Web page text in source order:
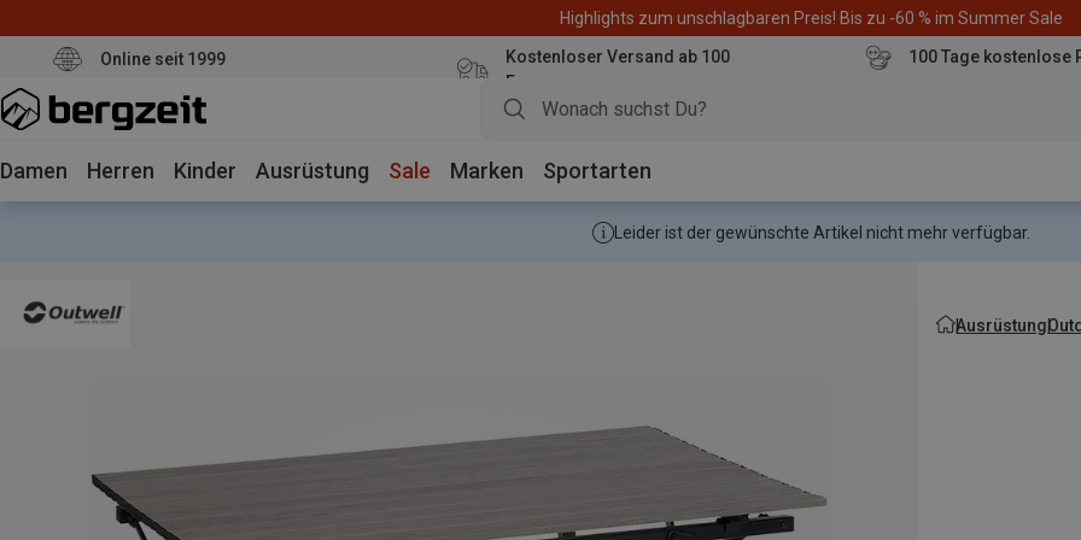
Highlights zum unschlagbaren Preis! Bis zu -60 % im Summer Sale
Online seit 1999
Kostenloser Versand ab 100
Euro
100 Tage kostenlose
Damen Herren Kinder Ausrüstung Sale Marken Sportarten
Leider ist der gewünschte Artikel nicht mehr verfügbar.
Ausrüstung